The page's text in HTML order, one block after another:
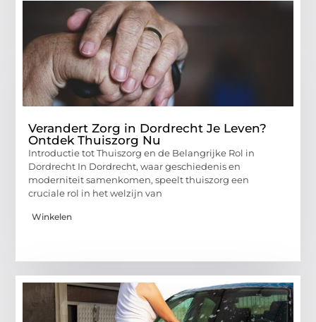
Verandert Zorg in Dordrecht Je Leven?
Ontdek Thuiszorg Nu
Introductie tot Thuiszorg en de Belangrijke Rol in
Dordrecht In Dordrecht, waar geschiedenis en
moderniteit samenkomen, speelt thuiszorg een
cruciale rol in het welzijn van
Winkelen